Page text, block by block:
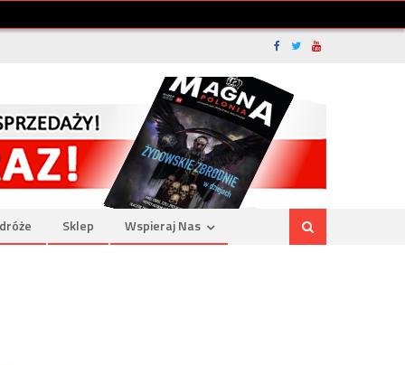
Sklep Wspieraj Nas